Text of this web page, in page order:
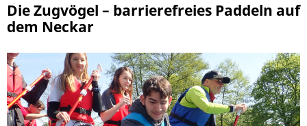
Die Zugvögel – barrierefreies Paddeln auf
dem Neckar